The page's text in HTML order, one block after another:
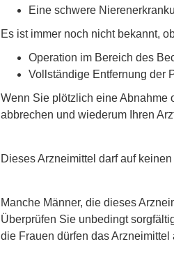
Eine schwere
Es ist immer noch nicht bekannt,
Operation im Bereich des
Vollständige Entfernung der
Wenn Sie plötzlich eine Abnahme
abbrechen und wiederum Ihren
Dieses Arzneimittel darf auf
Manche Männer, die dieses
Überprüfen Sie unbedingt
die Frauen dürfen das